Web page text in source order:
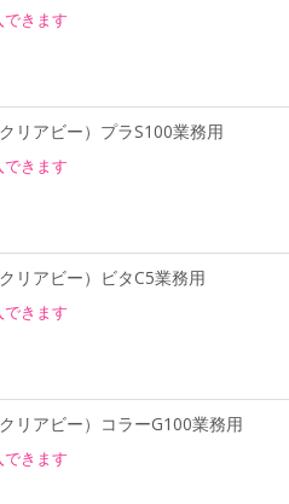
きます
リアビー）プラS100業務用
きます
リアビー）ビタC5業務用
きます
リアビー）コラーG100業務用
きます